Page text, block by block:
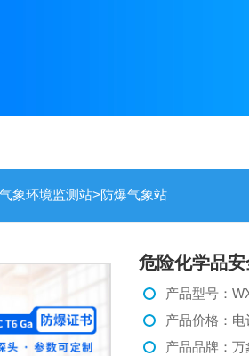
气象环境监测站>防爆气象站
危险化学品
产品型号：
产品价格：电
产品品牌：万